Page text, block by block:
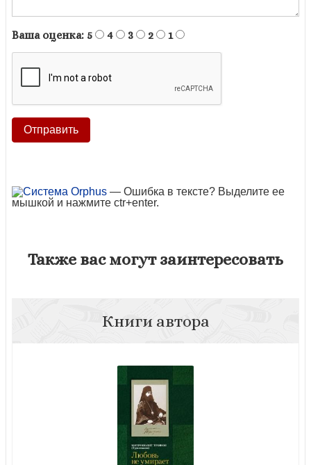
Ваша оценка: 5 4 3 2 1
— Ошибка в тексте? Выделите ее
мышкой и нажмите ctr+enter.
Также вас могут заинтересовать
Книги автора